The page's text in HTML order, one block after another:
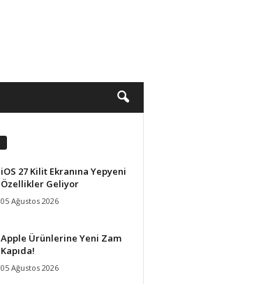
iOS 27 Kilit Ekranına Yepyeni
Özellikler Geliyor
05 Ağustos 2026
Apple Ürünlerine Yeni Zam
Kapıda!
05 Ağustos 2026